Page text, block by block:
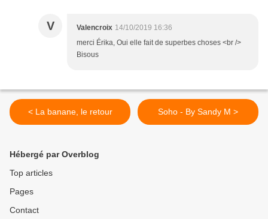
V Valencroix 14/10/2019 16:36
merci Érika, Oui elle fait de superbes choses <br />
Bisous
< La banane, le retour Soho - By Sandy M >
Hébergé par Overblog
Top articles
Pages
Contact